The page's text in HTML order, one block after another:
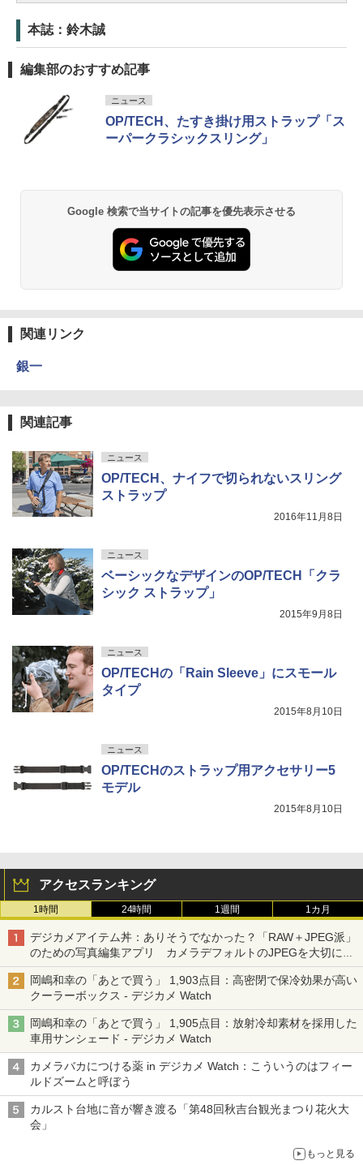
本誌：鈴木誠
編集部のおすすめ記事
ニュース
OP/TECH、たすき掛け用ストラップ「ス
ーパークラシックスリング」
Google 検索で当サイトの記事を優先表示させる
関連リンク
銀一
関連記事
ニュース
OP/TECH、ナイフで切られないスリング
ストラップ
2016年11月8日
ニュース
ベーシックなデザインのOP/TECH「クラ
シック ストラップ」
2015年9月8日
ニュース
OP/TECHの「Rain Sleeve」にスモール
タイプ
2015年8月10日
ニュース
OP/TECHのストラップ用アクセサリー5
モデル
2015年8月10日
アクセスランキング
1時間 24時間 1週間 1カ月
デジカメアイテム丼：ありそうでなかった？「RAW＋JPEG派」
のための写真編集アプリ カメラデフォルトのJPEGを大切にす
る「Filmator」
岡嶋和幸の「あとで買う」 1,903点目：高密閉で保冷効果が高い
クーラーボックス - デジカメ Watch
岡嶋和幸の「あとで買う」 1,905点目：放射冷却素材を採用した
車用サンシェード - デジカメ Watch
カメラバカにつける薬 in デジカメ Watch：こういうのはフィー
ルドズームと呼ぼう
カルスト台地に音が響き渡る「第48回秋吉台観光まつり花火大
会」
もっと見る